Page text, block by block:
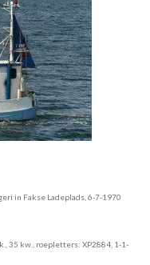
in Fakse Ladeplads, 6-7-1970
35 kw., roepletters: XP2884, 1-1-